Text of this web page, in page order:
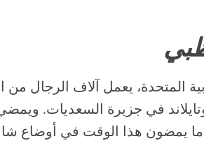
المتحدة، يعمل آلاف الرجال من
في جزيرة السعديات.
ما يمضون هذا الوقت في أوضاع